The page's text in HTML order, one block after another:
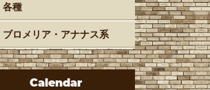
各種
ブロメリア・アナナス系
Calendar